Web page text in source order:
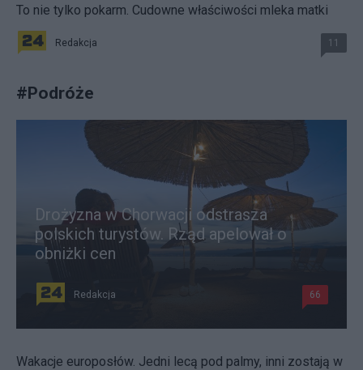
To nie tylko pokarm. Cudowne właściwości mleka matki
Redakcja 11
#Podróże
Drożyzna w Chorwacji odstrasza
polskich turystów. Rząd apelował o
obniżki cen
Redakcja 66
Wakacje europosłów. Jedni lecą pod palmy, inni zostają w